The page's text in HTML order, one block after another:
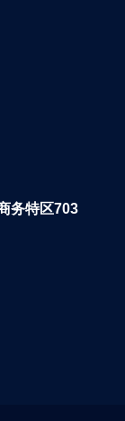
务特区703